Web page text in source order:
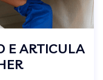
E ARTICULA